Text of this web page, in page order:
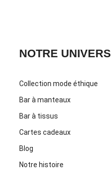
NOTRE UNIVERS
Collection mode éthique
Bar à manteaux
Bar à tissus
Cartes cadeaux
Blog
Notre histoire